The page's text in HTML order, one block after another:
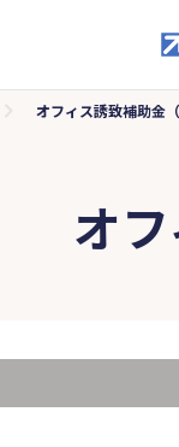
オフィス誘致補助金（
オ